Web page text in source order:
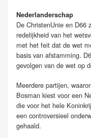
Nederlanderschap
De ChristenUnie en D66
redelijkheid van het
met het feit dat de wet
basis van afstamming.
gevolgen van de wet op
Meerdere partijen,
Bosman kiest voor een
die voor het hele
een controversieel
gehaald.